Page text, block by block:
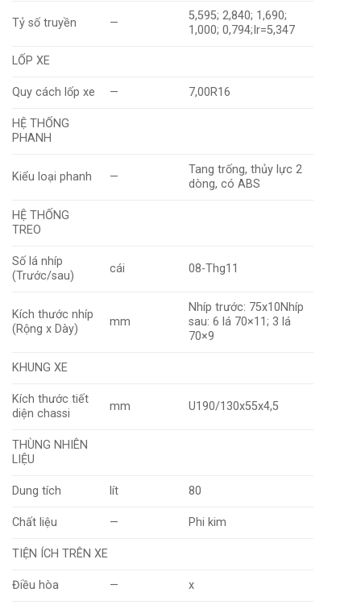
Tỷ số truyền —
5,595; 2,840; 1,690;
1,000; 0,794;Ir=5,347
LỐP XE
Quy cách lốp xe — 7,00R16
HỆ THỐNG
PHANH
Kiểu loại phanh —
Tang trống, thủy lực 2
dòng, có ABS
HỆ THỐNG
TREO
Số lá nhíp
(Trước/sau)
cái 08-Thg11
Kích thước nhíp
(Rộng x Dày)
mm
Nhíp trước: 75x10Nhíp
sau: 6 lá 70×11; 3 lá
70×9
KHUNG XE
Kích thước tiết
diện chassi
mm U190/130x55x4,5
THÙNG NHIÊN
LIỆU
Dung tích lít 80
Chất liệu — Phi kim
TIỆN ÍCH TRÊN XE
Điều hòa — x